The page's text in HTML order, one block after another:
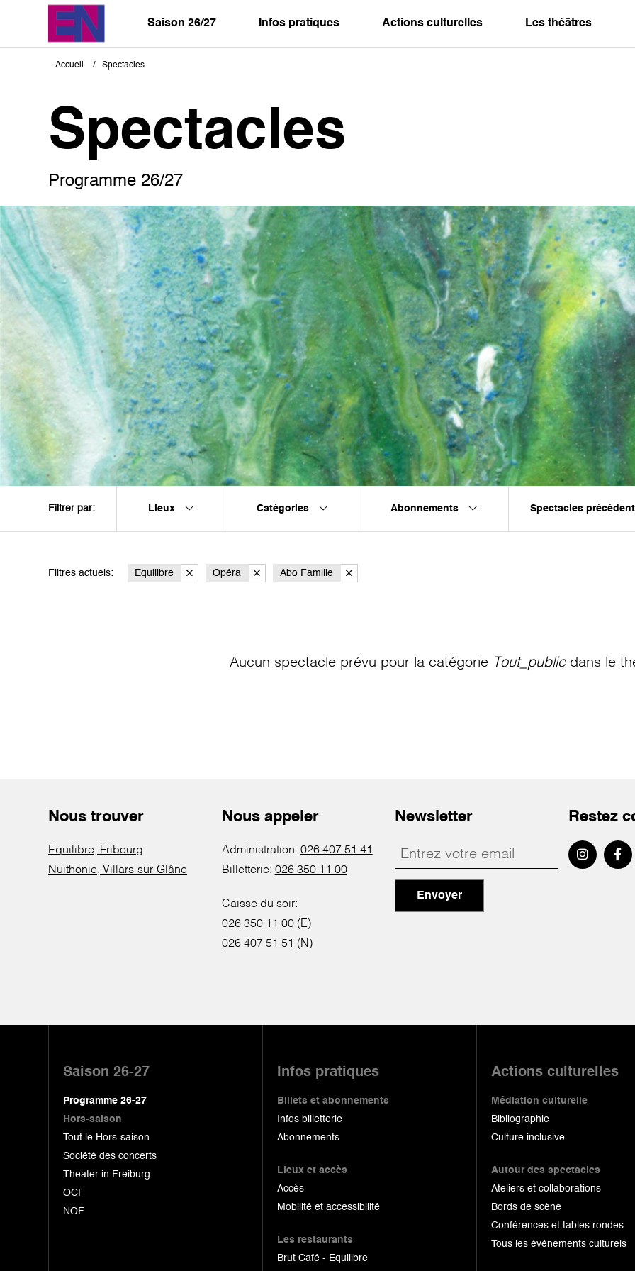
Saison 26/27 Infos pratiques Actions culturelles Les théâtres
Fil
Accueil Spectacles
Spectacles
Programme 26/27
Filtrer par: Lieux Catégories Abonnements Spectacles
Filtres actuels: Equilibre Opéra Abo Famille
Aucun spectacle prévu pour la catégorie Tout_publicdans le
Nous trouver
Equilibre, Fribourg
Nuithonie, Villars-sur-Glâne
Nous appeler
Administration: 026 407 51 41
Billetterie: 026 350 11 00
Caisse du soir:
026 350 11 00(E)
026 407 51 51 (N)
Newsletter
Envoyer
Restez
Saison 26-27
Programme 26-27
Hors-saison
Tout le Hors-saison
Société des concerts
Theater in Freiburg
OCF
NOF
Infos pratiques
Billets et abonnements
Infos billetterie
Abonnements
Lieux et accès
Accès
Mobilité et accessibilité
Les restaurants
Brut Café - Equilibre
Actions culturelles
Médiation culturelle
Bibliographie
Culture inclusive
Autour des spectacles
Ateliers et collaborations
Bords de scène
Conférences et tables rondes
Tous les événements culturels